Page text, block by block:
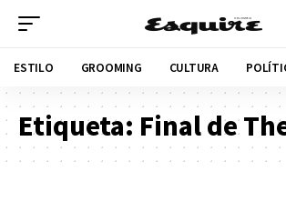
ESTILO GROOMING CULTURA
Etiqueta: Final de